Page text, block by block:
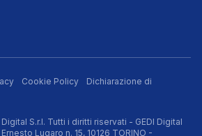
Cookie Policy
Dichiarazione di
S.r.l. Tutti i diritti riservati - GEDI Digital
Lugaro n. 15, 10126 TORINO -